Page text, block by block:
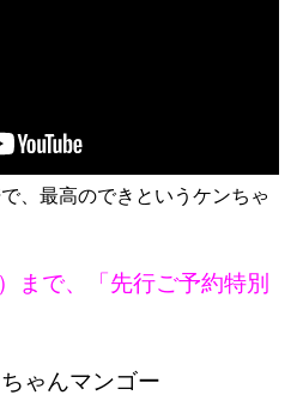
、最高のできというケンちゃ
まで、「先行ご予約特別
ゃんマンゴー